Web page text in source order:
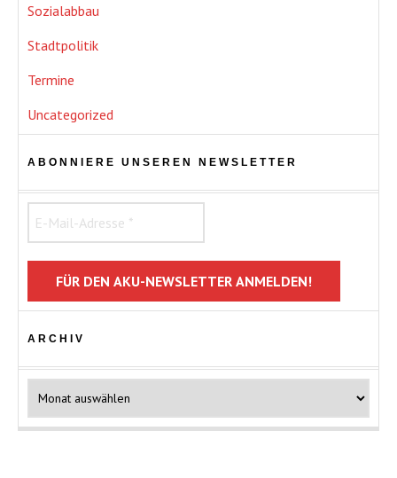
Sozialabbau
Stadtpolitik
Termine
Uncategorized
ABONNIERE UNSEREN NEWSLETTER
ARCHIV